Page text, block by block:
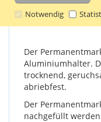
Notwendig
Einzelheiten
Der
Aluminiumhalter.
trocknend,
abriebfest.
Der
nachgefüllt